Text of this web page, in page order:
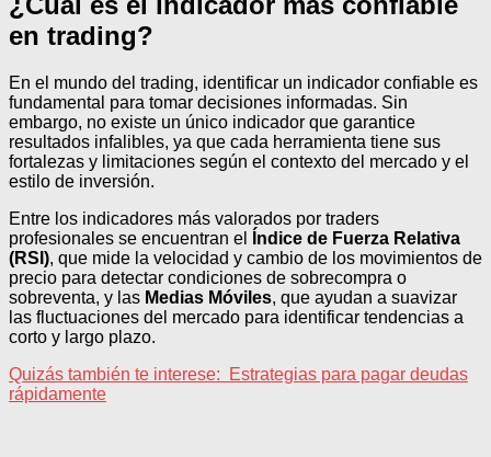
en trading?
En el mundo del trading, identificar un indicador confiable es
fundamental para tomar decisiones informadas. Sin
embargo, no existe un único indicador que garantice
resultados infalibles, ya que cada herramienta tiene sus
fortalezas y limitaciones según el contexto del mercado y el
estilo de inversión.
Entre los indicadores más valorados por traders
profesionales se encuentran el
Índice de Fuerza Relativa
(RSI), que mide la velocidad y cambio de los movimientos de
precio para detectar condiciones de sobrecompra o
sobreventa, y las Medias Móviles, que ayudan a suavizar
las fluctuaciones del mercado para identificar tendencias a
corto y largo plazo.
Quizás también te interese:
Estrategias para pagar deudas
rápidamente